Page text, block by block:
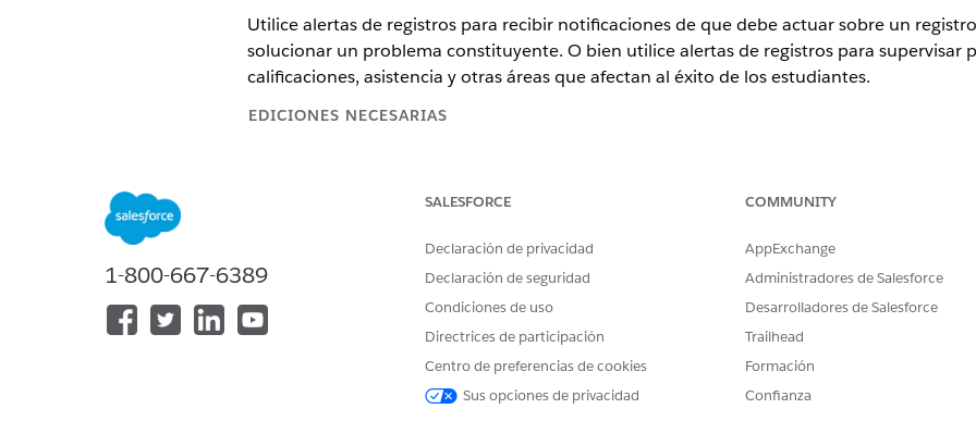
Utilice alertas de registros para recibir notificaciones de que debe actuar sobre un
solucionar un problema constituyente. O bien utilice alertas de registros para supervisar
calificaciones, asistencia y otras áreas que afectan al éxito de los estudiantes.
EDICIONES NECESARIAS
registro necesita su atención. Proporciona una descripción de la alerta y organiza alertas
y gravedad. Los usuarios pueden descartar o silenciar alertas.
CONSULTE TAMBIÉN:
1-800-667-6389
SALESFORCE
Declaración de privacidad
Declaración de seguridad
Condiciones de uso
Directrices de participación
Centro de preferencias de cookies
Sus opciones de privacidad
COMMUNITY
AppExchange
Administradores de Salesforce
Desarrolladores de Salesforce
Trailhead
Formación
Confianza